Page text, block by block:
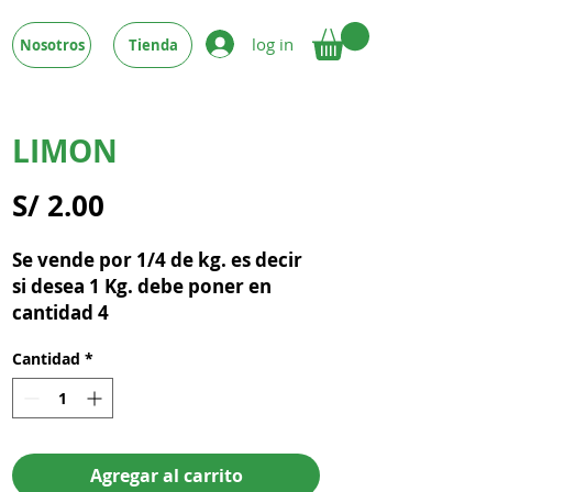
Nosotros Tienda log in
LIMON
S/ 2.00
Se vende por 1/4 de kg. es decir
si desea 1 Kg. debe poner en
cantidad 4
Cantidad *
Agregar al carrito